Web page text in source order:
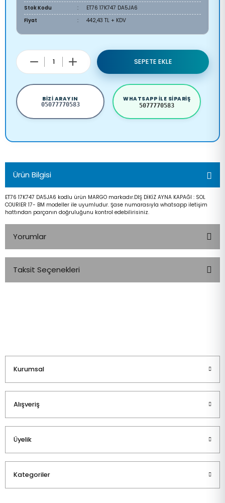
Stok Kodu
ET76 17K747 DA5JA6
Fiyat
442,43 TL + KDV
SEPETE EKLE
BIZI ARAYIN
05077770583
WHATSAPP ILE SIPARIŞ
5077770583
Ürün Bilgisi
ET76 17K747 DA5JA6 kodlu ürün MARGO markadır.DIŞ DİKİZ AYNA KAPAĞI : SOL
COURIER 17- BM modeller ile uyumludur. Şase numarasıyla whatsapp iletişim
hattından parçanın doğruluğunu kontrol edebilirisiniz.
Yorumlar
Taksit Seçenekleri
Kurumsal
Alışveriş
Üyelik
Kategoriler